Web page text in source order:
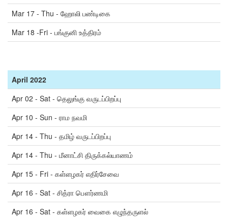
Mar 17 - Thu - ஹோலி பண்டிகை
Mar 18 -Fri - பங்குனி உத்திரம்
April 2022
Apr 02 - Sat - தெலுங்கு வருடப்பிறப்பு
Apr 10 - Sun - ராம நவமி
Apr 14 - Thu - தமிழ் வருடப்பிறப்பு
Apr 14 - Thu - மீனாட்சி திருக்கல்யாணம்
Apr 15 - Fri - கள்ளழகர் எதிர்சேவை
Apr 16 - Sat - சித்ரா பௌர்ணமி
Apr 16 - Sat - கள்ளழகர் வைகை எழுந்தருளல்